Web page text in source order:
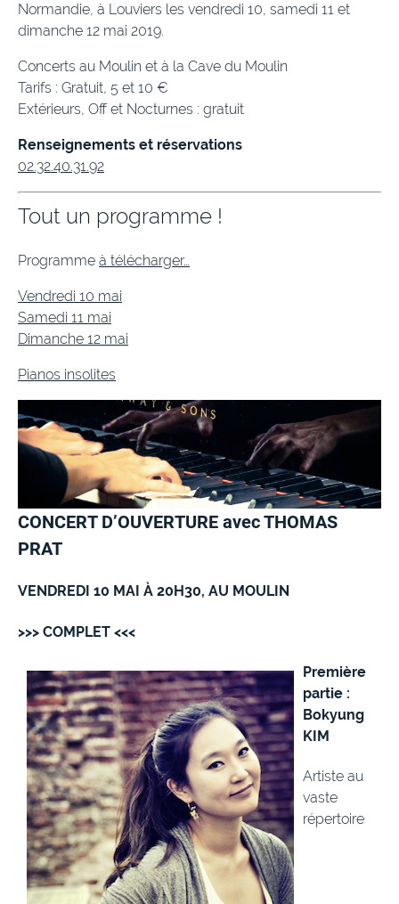
Normandie, à Louviers les vendredi 10, samedi 11 et
dimanche 12 mai 2019.
Concerts au Moulin et à la Cave du Moulin
Tarifs : Gratuit, 5 et 10 €
Extérieurs, Off et Nocturnes : gratuit
Renseignements et réservations
02.32.40.31.92
Tout un programme !
Programme à télécharger…
Vendredi 10 mai
Samedi 11 mai
Dimanche 12 mai
Pianos insolites
CONCERT D’OUVERTURE avec THOMAS
PRAT
VENDREDI 10 MAI À 20H30, AU MOULIN
>>> COMPLET <<<
Première
partie :
Bokyung
KIM
Artiste au
vaste
répertoire